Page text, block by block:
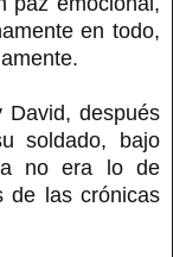
en todo,
después
soldado, bajo
no era lo de
de las crónicas